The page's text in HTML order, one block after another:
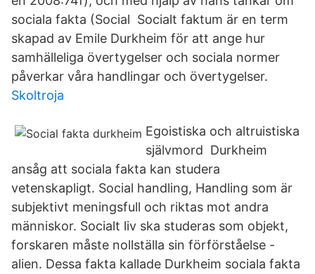
sociala fakta (Social Socialt faktum är en term
skapad av Emile Durkheim för att ange hur
samhälleliga övertygelser och sociala normer
påverkar våra handlingar och övertygelser.
Skoltroja
Egoistiska och altruistiska
självmord Durkheim
ansåg att sociala fakta kan studera
vetenskapligt. Social handling, Handling som är
subjektivt meningsfull och riktas mot andra
människor. Socialt liv ska studeras som objekt,
forskaren måste nollställa sin förförståelse -
alien. Dessa fakta kallade Durkheim sociala fakta